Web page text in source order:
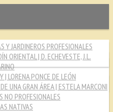
Y JARDINEROS PROFESIONALES
ORIENTAL | D. ECHEVESTE, J.L.
| LORENA PONCE DE LEÓN
UNA GRAN ÁREA | ESTELA MARCONI
NO PROFESIONALES
NATIVAS